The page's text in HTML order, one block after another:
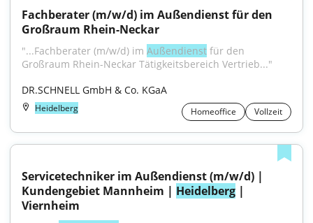
Fachberater (m/w/d) im Außendienst für den
Großraum Rhein-Neckar
"...Fachberater (m/w/d) im Außendienst für den
Großraum Rhein-Neckar Tätigkeitsbereich Vertrieb..."
DR.SCHNELL GmbH & Co. KGaA
Heidelberg Homeoffice Vollzeit
Servicetechniker im Außendienst (m/w/d) |
Kundengebiet Mannheim | Heidelberg |
Viernheim